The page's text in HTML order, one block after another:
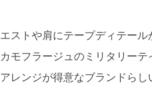
ストや肩にテープディテー
モフラージュのミリタリー
レンジが得意なブランドらし